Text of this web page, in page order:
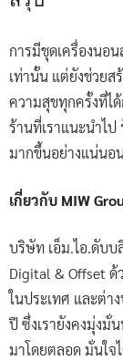
การมีชุดเครื่องนอ
เท่านั้น แต่ยังช่วย
ความสุขทุกครั้งที่ไ
ร้านที่เราแนะนำไ
มากขึ้นอย่างแน่นอ
เกี่ยวกับ MIW
บริษัท เอ็ม.ไอ.ดับ
Digital & Offset
ในประเทศ และต่า
ปี ซึ่งเรายังคงมุ่ง
มาโดยตลอด มั่นใจ